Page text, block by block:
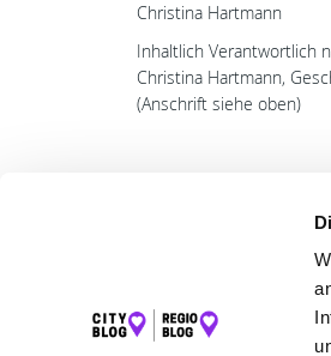
Christina Hartmann
Inhaltlich Verantwortlich
Christina Hartmann,
(Anschrift siehe oben)